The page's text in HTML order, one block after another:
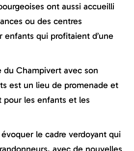
ont aussi accueilli
ou des centres
enfants qui profitaient d’une
du Champivert avec son
est un lieu de promenade et
les enfants et les
le cadre verdoyant qui